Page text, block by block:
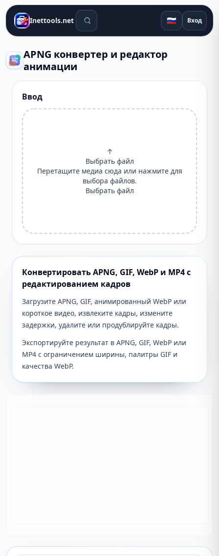
Inettools.net Поиск инструментов 🇷🇺 Вход
APNG конвертер и редактор
анимации
Ввод
↑
Выбрать файл
Перетащите медиа сюда или нажмите для
выбора файлов.
Выбрать файл
Конвертировать APNG, GIF, WebP и MP4 с
редактированием кадров
Загрузите APNG, GIF, анимированный WebP или
короткое видео, извлеките кадры, измените
задержки, удалите или продублируйте кадры.
Экспортируйте результат в APNG, GIF, WebP или
MP4 с ограничением ширины, палитры GIF и
качества WebP.